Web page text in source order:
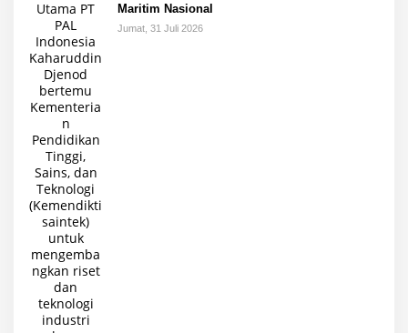
Maritim Nasional
Jumat, 31 Juli 2026